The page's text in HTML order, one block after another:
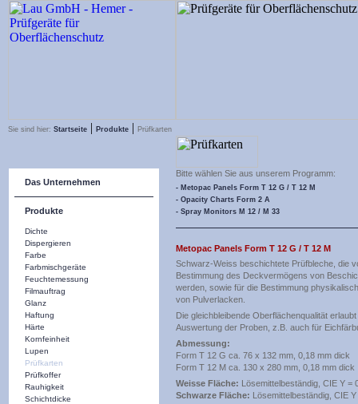
Sie sind hier: Startseite | Produkte | Prüfkarten
Das Unternehmen
Produkte
Dichte
Dispergieren
Farbe
Farbmischgeräte
Feuchtemessung
Filmauftrag
Glanz
Haftung
Härte
Kornfeinheit
Lupen
Prüfkarten
Prüfkoffer
Rauhigkeit
Schichtdicke
Bitte wählen Sie aus unserem Programm:
- Metopac Panels Form T 12 G / T 12 M
- Opacity Charts Form 2 A
- Spray Monitors M 12 / M 33
Metopac Panels Form T 12 G / T 12 M
Schwarz-Weiss beschichtete Prüfbleche, die
Bestimmung des Deckvermögens von
werden, sowie für die Bestimmung
von Pulverlacken.
Die gleichbleibende Oberflächenqualität
Auswertung der Proben, z.B. auch für
Abmessung:
Form T 12 G ca. 76 x 132 mm, 0,18 mm dick
Form T 12 M ca. 130 x 280 mm, 0,18 mm dick
Weisse Fläche: Lösemittelbeständig, CIE Y =
Schwarze Fläche: Lösemittelbeständig, CIE